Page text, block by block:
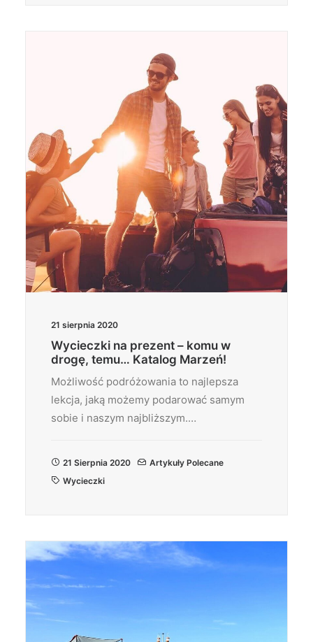
21 sierpnia 2020
Wycieczki na prezent – komu w
drogę, temu… Katalog Marzeń!
Możliwość podróżowania to najlepsza
lekcja, jaką możemy podarować samym
sobie i naszym najbliższym.…
21 Sierpnia 2020
Artykuły Polecane
Wycieczki